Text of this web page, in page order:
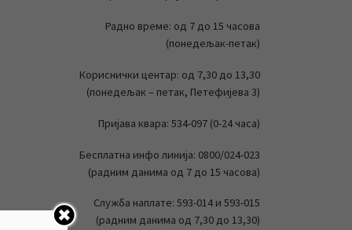
Радно време: од 7 до 15 часова
(понедељак-петак)
Кориснички центар: од 7,30 до 13,30
(понедељак – петак, Петефијева 3)
Пријава квара: 534-097 (0-24 часа)
Бесплатна инфо линија: 0800/024-023
(радним данима од 7 до 15 часова)
Служба наплате: 593-014 и 593-015
(радним данима од 7,30 до 13,30)